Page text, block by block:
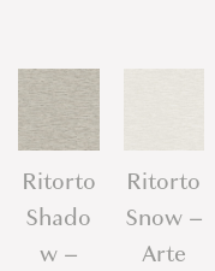
Ritorto
Shado
w –
Ritorto
Snow –
Arte